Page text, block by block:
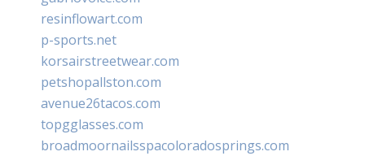
resinflowart.com
p-sports.net
korsairstreetwear.com
petshopallston.com
avenue26tacos.com
topgglasses.com
broadmoornailsspacoloradosprings.com